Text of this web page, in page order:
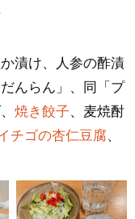
漬け、人参の酢漬
んらん」、同「プ
焼き餃子、麦焼酎
チゴの杏仁豆腐、